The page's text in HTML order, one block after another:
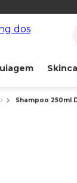
Shampoo 250ml